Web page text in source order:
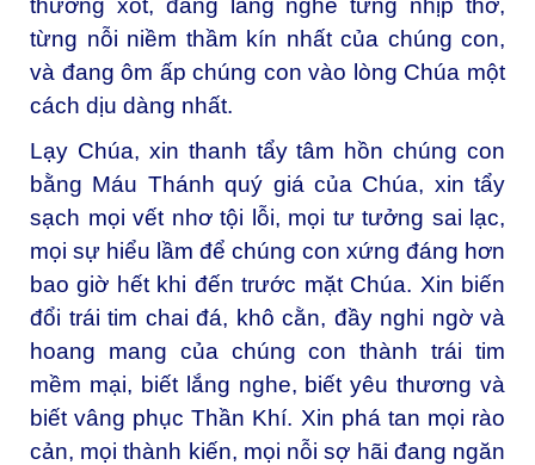
thương xót, đang lắng nghe từng nhịp thở,
từng nỗi niềm thầm kín nhất của chúng con,
và đang ôm ấp chúng con vào lòng Chúa một
cách dịu dàng nhất.
Lạy Chúa, xin thanh tẩy tâm hồn chúng con
bằng Máu Thánh quý giá của Chúa, xin tẩy
sạch mọi vết nhơ tội lỗi, mọi tư tưởng sai lạc,
mọi sự hiểu lầm để chúng con xứng đáng hơn
bao giờ hết khi đến trước mặt Chúa. Xin biến
đổi trái tim chai đá, khô cằn, đầy nghi ngờ và
hoang mang của chúng con thành trái tim
mềm mại, biết lắng nghe, biết yêu thương và
biết vâng phục Thần Khí. Xin phá tan mọi rào
cản, mọi thành kiến, mọi nỗi sợ hãi đang ngăn